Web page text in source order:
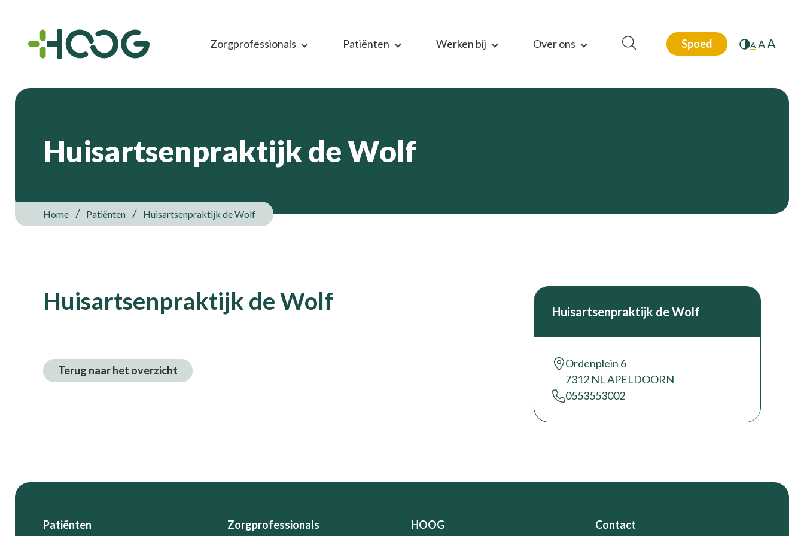
Zorgprofessionals Patiënten Werken bij Over ons Spoed A AA
Huisartsenpraktijk de Wolf
Home Patiënten Huisartsenpraktijk de Wolf
Huisartsenpraktijk de Wolf
Terug naar het overzicht
Huisartsenpraktijk de Wolf
Ordenplein 6
7312 NL APELDOORN
0553553002
Footer
Patiënten Zorgprofessionals HOOG Contact